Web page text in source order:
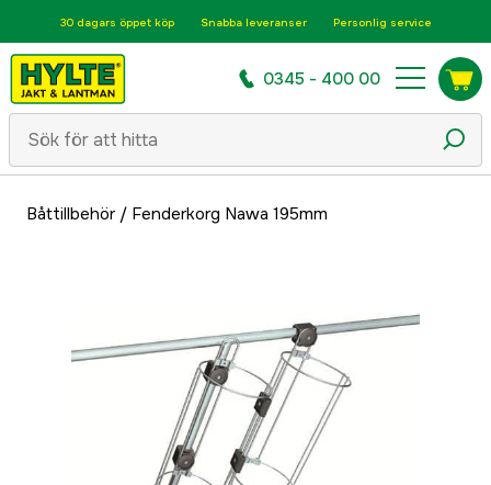
30 dagars öppet köp Snabba leveranser Personlig service
0345 - 400 00
Båttillbehör/ Fenderkorg Nawa 195mm